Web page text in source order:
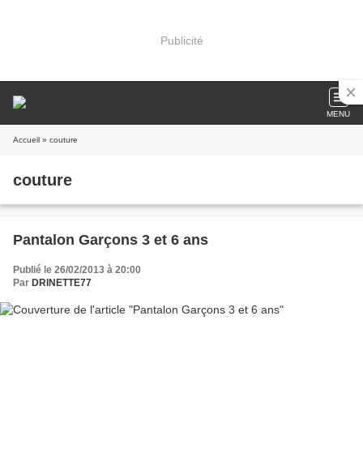
Publicité
MENU
Accueil » couture
couture
Pantalon Garçons 3 et 6 ans
Publié le 26/02/2013 à 20:00
Par DRINETTE77